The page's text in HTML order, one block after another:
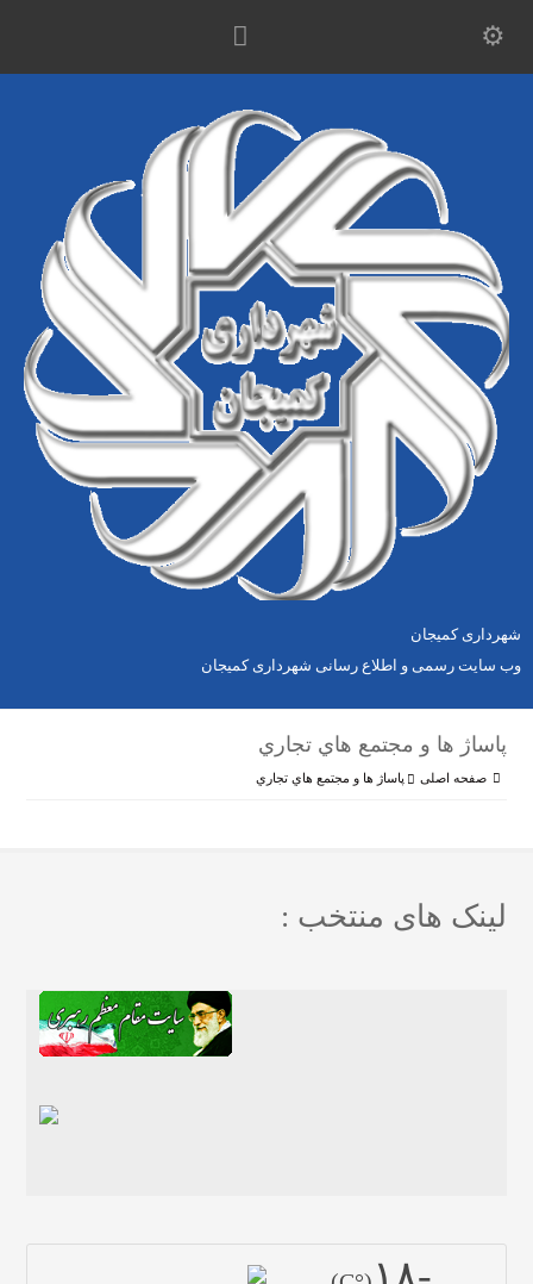
شهرداری کمیجان
وب سایت رسمی و اطلاع رسانی شهرداری کمیجان
پاساژ ها و مجتمع هاي تجاري
صفحه اصلی پاساژ ها و مجتمع هاي تجاري
لینک های منتخب :